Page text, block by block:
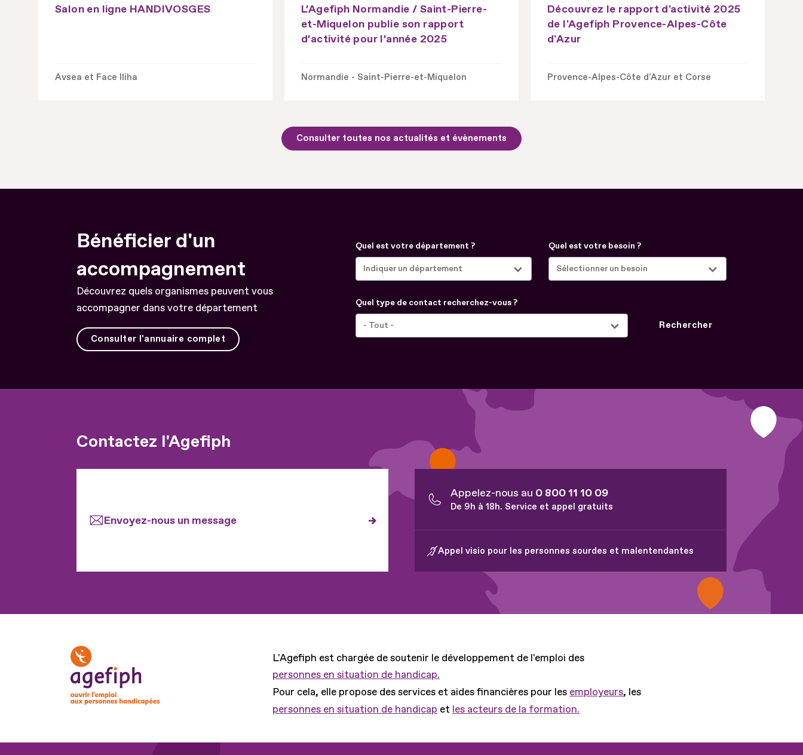
Salon en ligne HANDIVOSGES
Avsea et Face Iliha
L’Agefiph Normandie / Saint-Pierre-
et-Miquelon publie son rapport
d’activité pour l’année 2025
Normandie - Saint-Pierre-et-Miquelon
Découvrez le rapport d'activité 2025
de l'Agefiph Provence-Alpes-Côte
d'Azur
Provence-Alpes-Côte d'Azur et Corse
Consulter toutes nos actualités et évènements
Bénéficier d'un
accompagnement
Découvrez quels organismes peuvent vous
accompagner dans votre département
Consulter l'annuaire complet
Quel est votre département ? Quel est votre besoin ?
Quel type de contact recherchez-vous ?
Contactez l'Agefiph
Envoyez-nous un message
Appelez-nous au 0 800 11 10 09
De 9h à 18h. Service et appel gratuits
Appel visio pour les personnes sourdes et malentendantes
L'Agefiph est chargée de soutenir le développement de l'emploi des
personnes en situation de handicap.
Pour cela, elle propose des services et aides financières pour les employeurs, les
personnes en situation de handicap et les acteurs de la formation.